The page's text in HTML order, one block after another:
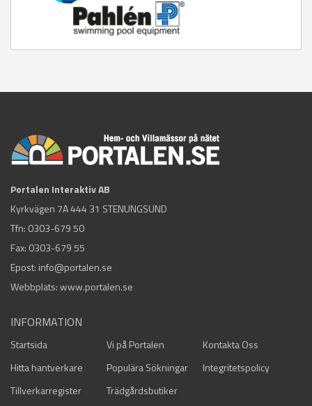
Portalen Interaktiv AB
Kyrkvägen 7A 444 31 STENUNGSUND
Tfn: 0303-679 50
Fax: 0303-679 55
Epost: info@portalen.se
Webbplats: www.portalen.se
INFORMATION
Startsida Vi på Portalen
Kontakta Oss
Hitta hantverkare
Populära Sökningar
Integritetspolicy
Tillverkarregister
Trädgårdsbutiker